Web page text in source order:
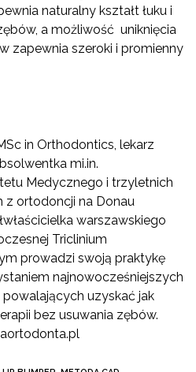
naturalny kształt łuku i
a możliwość uniknięcia
zapewnia szeroki i promienny
in Orthodontics, lekarz
mi.in.
Medycznego i trzyletnich
ortodoncji na Donau
warszawskiego
Triclinium
prowadzi swoją praktykę
najnowocześniejszych
uzyskać jak
bez usuwania zębów.